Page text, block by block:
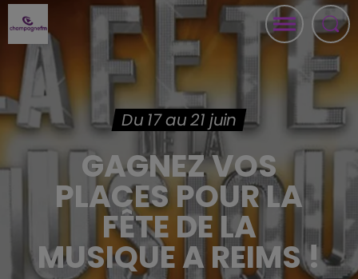
Du 17 au 21 juin
GAGNEZ VOS
PLACES POUR LA
FÊTE DE LA
MUSIQUE A REIMS !